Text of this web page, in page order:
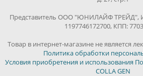
Представитель ООО "ЮНИЛАЙФ ТРЕЙД",
1197746172700, КПП:
Товар в интернет-магазине не является
Политика обработки
Условия приобретения и использования
COLLA GEN